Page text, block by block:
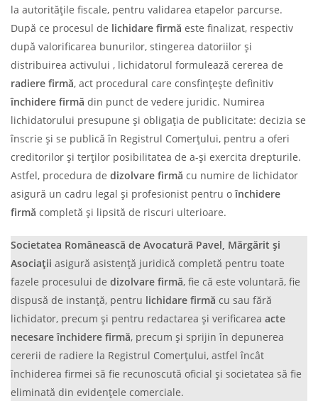
la autoritățile fiscale, pentru validarea etapelor parcurse.
După ce procesul de lichidare firmă este finalizat, respectiv
după valorificarea bunurilor, stingerea datoriilor și
distribuirea activului , lichidatorul formulează cererea de
radiere firmă, act procedural care consfințește definitiv
închidere firmă din punct de vedere juridic. Numirea
lichidatorului presupune și obligația de publicitate: decizia se
înscrie și se publică în Registrul Comerțului, pentru a oferi
creditorilor și terților posibilitatea de a-și exercita drepturile.
Astfel, procedura de dizolvare firmă cu numire de lichidator
asigură un cadru legal și profesionist pentru oînchidere
firmă completă și lipsită de riscuri ulterioare.
Societatea Românească de Avocatură Pavel, Mărgărit și
Asociații asigură asistență juridică completă pentru toate
fazele procesului de dizolvare firmă, fie că este voluntară, fie
dispusă de instanță, pentru lichidare firmă cu sau fără
lichidator, precum și pentru redactarea și verificarea acte
necesare închidere firmă, precum și sprijin în depunerea
cererii de radiere la Registrul Comerțului, astfel încât
închiderea firmei să fie recunoscută oficial și societatea să fie
eliminată din evidențele comerciale.